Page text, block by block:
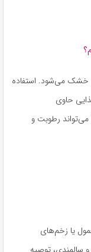
خشک می‌شود. استفاده
حاوی
و اسیدهای چرب مفید (مثل امگا ۳) می‌تواند رطوبت و
یا زخم‌های
سالمندی، توصیه